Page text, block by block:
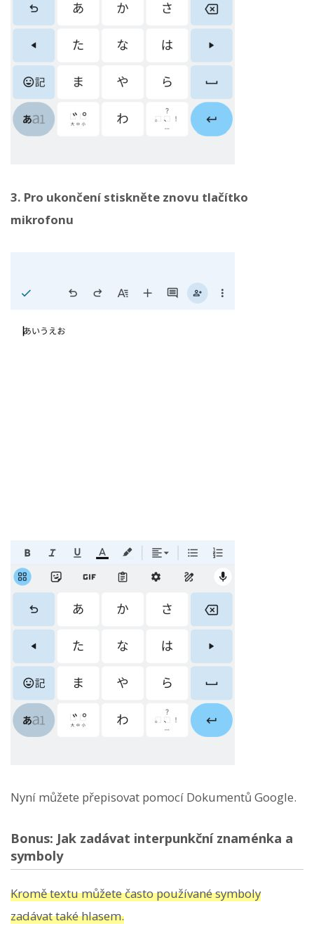
3. Pro ukončení stiskněte znovu tlačítko
mikrofonu
Nyní můžete přepisovat pomocí Dokumentů Google.
Bonus: Jak zadávat interpunkční znaménka a
symboly
Kromě textu můžete často používané symboly
zadávat také hlasem.